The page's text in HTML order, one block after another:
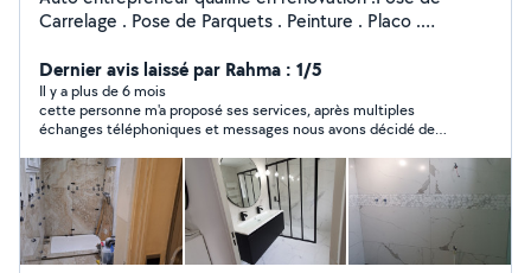
Carrelage . Pose de Parquets . Peinture . Placo .
Dernier avis laissé par Rahma : 1/5
Il y a plus de 6 mois
cette personne m'a proposé ses services, après multiples
échanges téléphoniques et messages nous avons décidé de
travaux. Le jour des travaux ce monsieur ne s'est pas présenté,
je l'ai appelé plusieurs fois la veille pour lui communiquer mon
adresse mais silence radio, il n'a pas répondu à mes appels et il
ne m'a jamaisd pour effectuer mes travaux il n'a pas respecté
son engagement envers moi j'avais pris ma semaine pour mes
travaux mais ça n'a servi à rien car mes travaux n'ont pas eu